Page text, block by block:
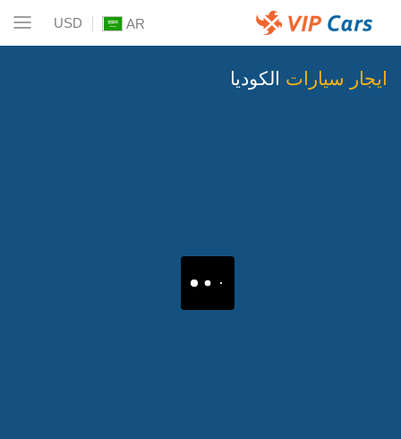
AR
USD
ايجار سيارات الكوديا